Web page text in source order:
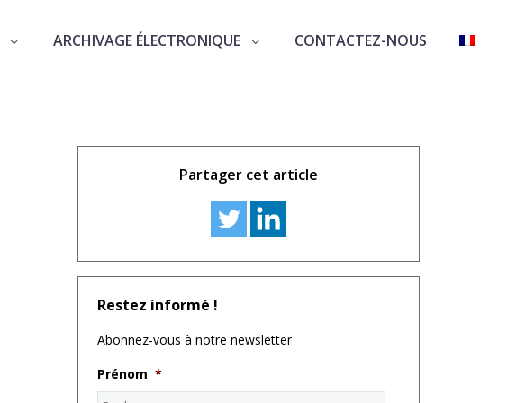
ARCHIVAGE ÉLECTRONIQUE CONTACTEZ-NOUS
Partager cet article
Restez informé !
Abonnez-vous à notre newsletter
Prénom *